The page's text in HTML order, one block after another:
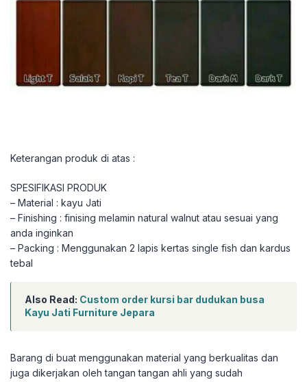
Keterangan produk di atas :
SPESIFIKASI PRODUK
– Material : kayu Jati
– Finishing : finising melamin natural walnut atau sesuai yang
anda inginkan
– Packing : Menggunakan 2 lapis kertas single fish dan kardus
tebal
Also Read: Custom order kursi bar dudukan busa
Kayu Jati Furniture Jepara
Barang di buat menggunakan material yang berkualitas dan
juga dikerjakan oleh tangan tangan ahli yang sudah